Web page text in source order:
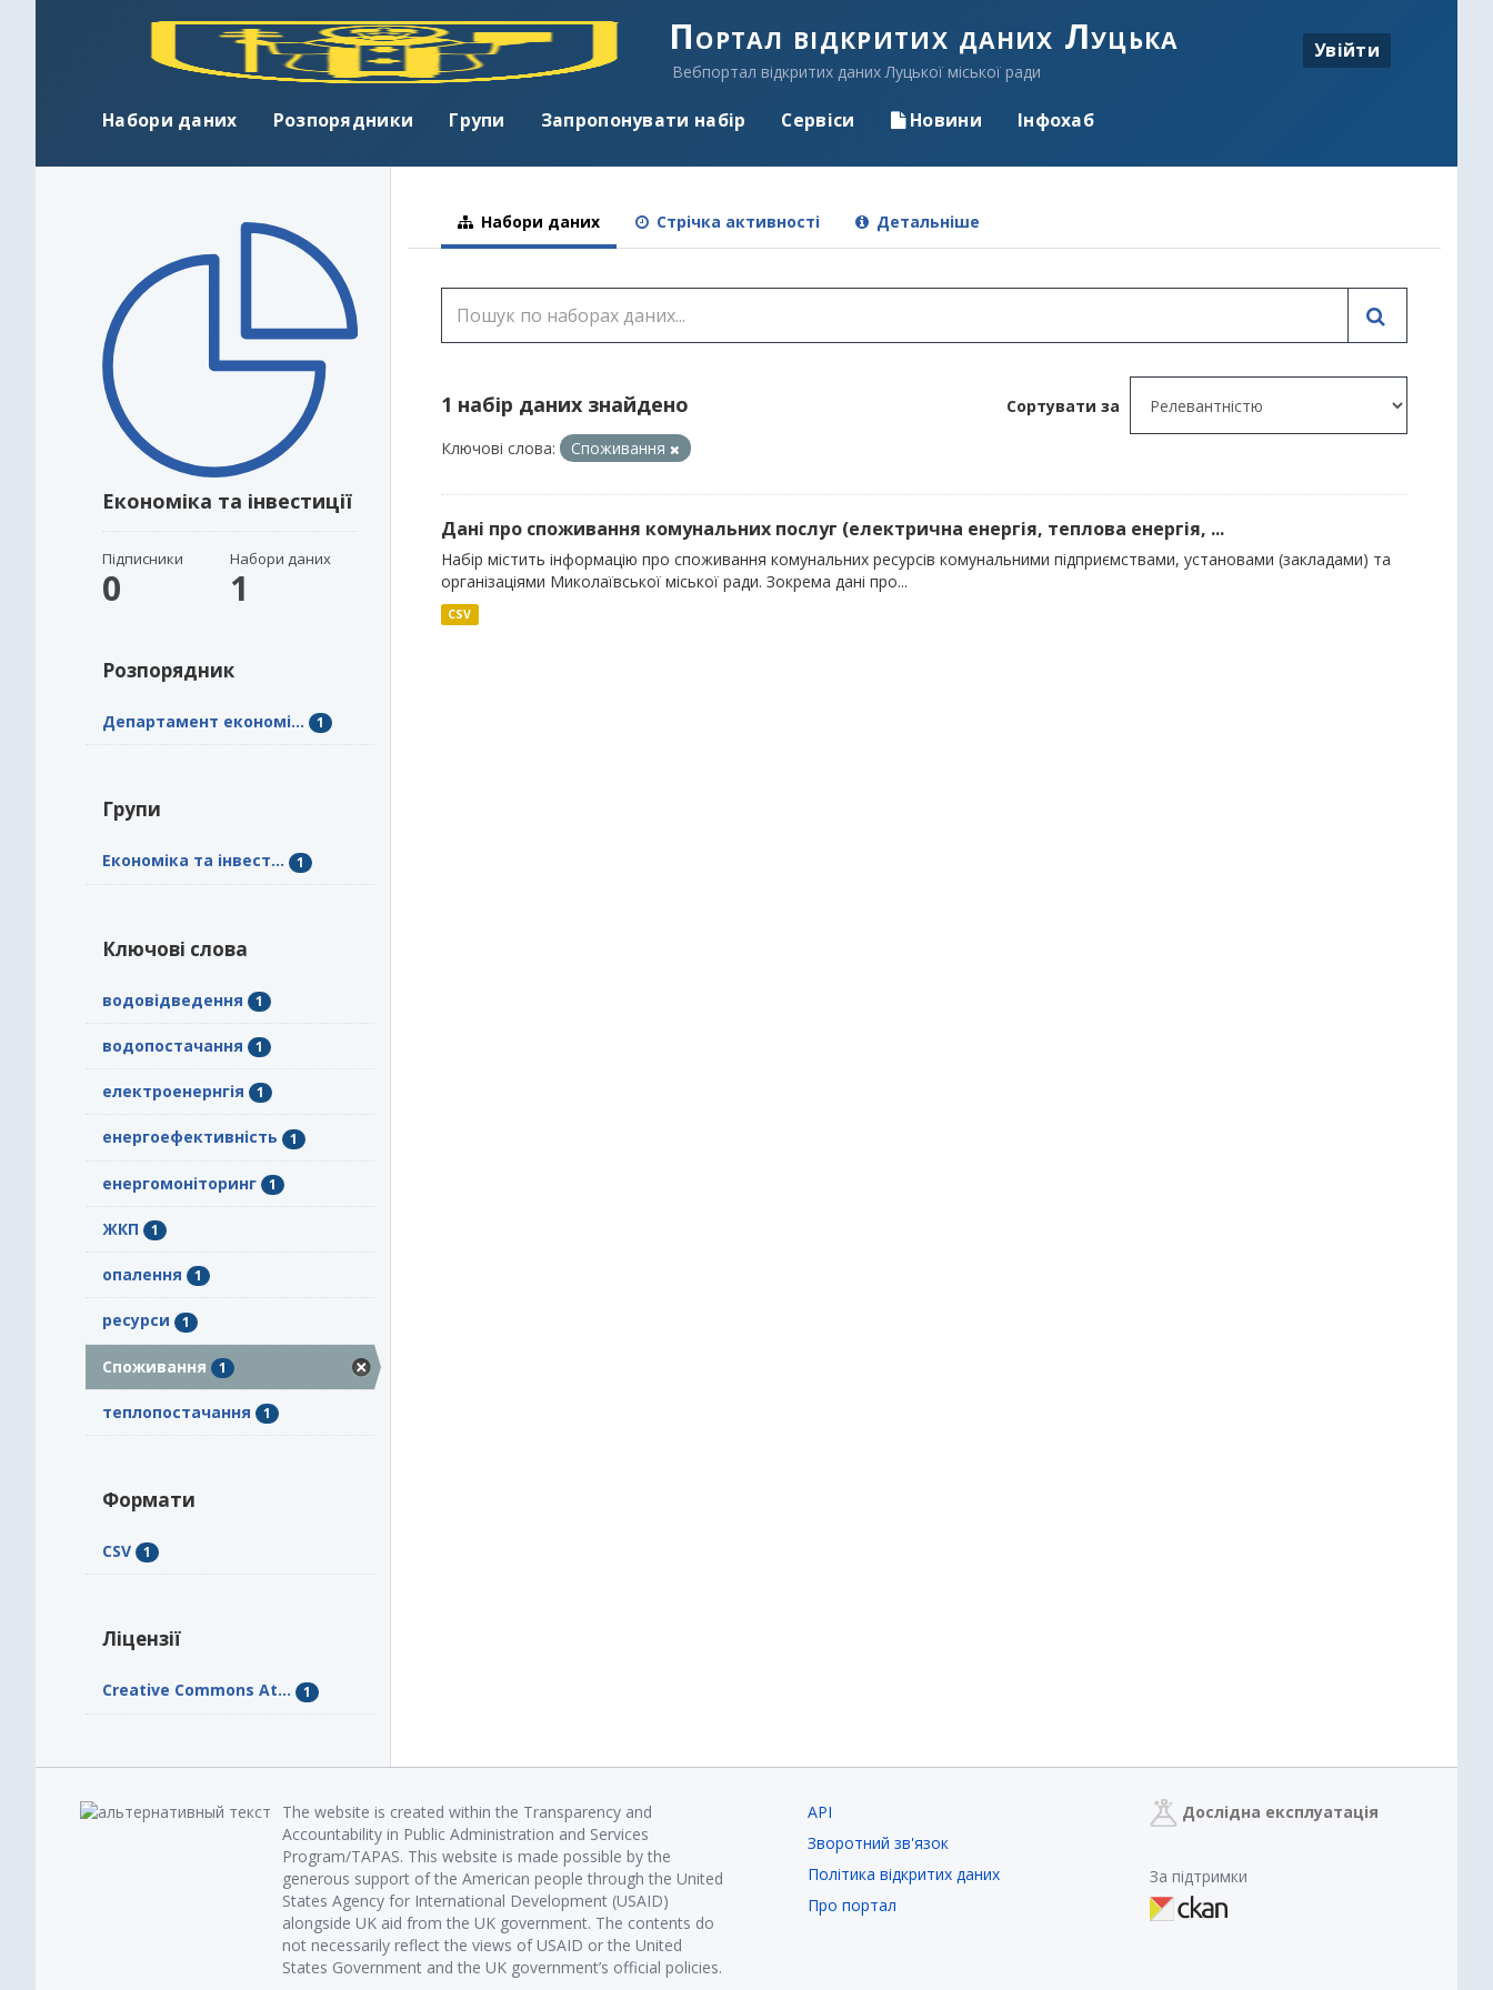
Портал відкритих даних Луцька
Вебпортал відкритих даних Луцької міської ради
Увійти
Набори даних Розпорядники Групи Запропонувати набір Сервіси Новини Інфохаб
Економіка та інвестиції
Підписники
0
Набори даних
1
Розпорядник
Департамент економі... 1
Групи
Економіка та інвест... 1
Ключові слова
водовідведення 1
водопостачання 1
електроенернгія 1
енергоефективність 1
енергомоніторинг 1
ЖКП 1
опалення 1
ресурси 1
Споживання 1
теплопостачання 1
Формати
CSV 1
Ліцензії
Creative Commons At... 1
Набори даних Стрічка активності Детальніше
Сортувати за
1 набір даних знайдено
Ключові слова: Споживання
Дані про споживання комунальних послуг (електрична енергія, теплова енергія, ...
Набір містить інформацію про споживання комунальних ресурсів комунальними підприємствами, установами (закладами) та
організаціями Миколаївської міської ради. Зокрема дані про...
CSV
The website is created within the Transparency and
Accountability in Public Administration and Services
Program/TAPAS. This website is made possible by the
generous support of the American people through the United
States Agency for International Development (USAID)
alongside UK aid from the UK government. The contents do
not necessarily reflect the views of USAID or the United
States Government and the UK government’s official policies.
API
Зворотний зв'язок
Політика відкритих даних
Про портал
Дослідна експлуатація
За підтримки